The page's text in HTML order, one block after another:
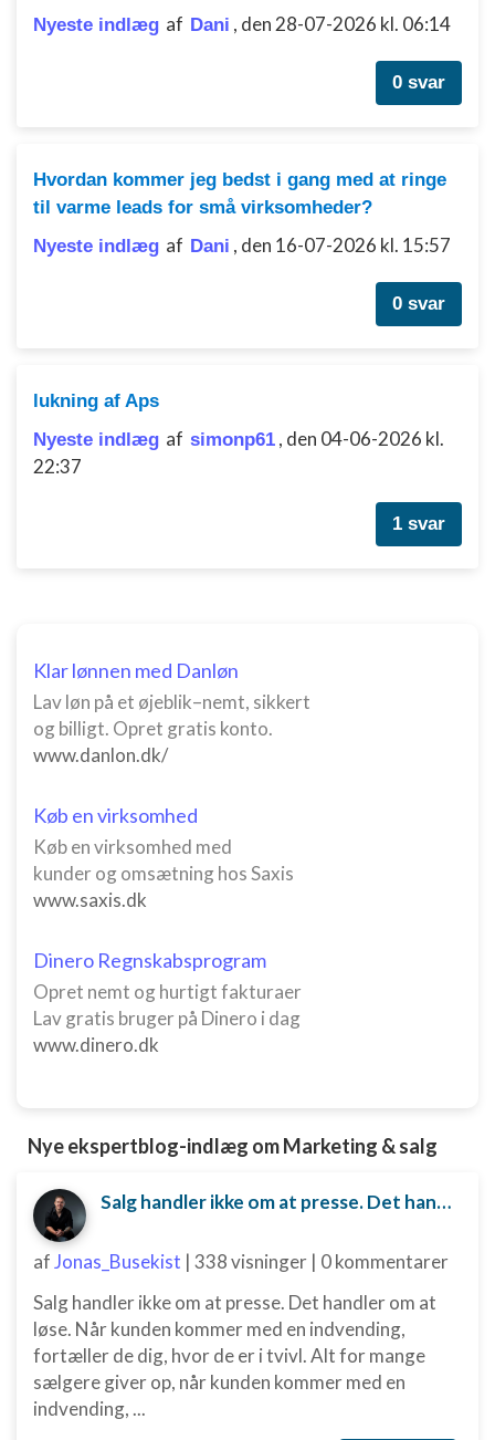
Nyeste indlæg af Dani , den 28-07-2026 kl. 06:14
0 svar
Hvordan kommer jeg bedst i gang med at ringe
til varme leads for små virksomheder?
Nyeste indlæg af Dani , den 16-07-2026 kl. 15:57
0 svar
lukning af Aps
Nyeste indlæg af simonp61 , den 04-06-2026 kl.
22:37
1 svar
Klar lønnen med Danløn
Lav løn på et øjeblik–nemt, sikkert
og billigt. Opret gratis konto.
www.danlon.dk/
Køb en virksomhed
Køb en virksomhed med
kunder og omsætning hos Saxis
www.saxis.dk
Dinero Regnskabsprogram
Opret nemt og hurtigt fakturaer
Lav gratis bruger på Dinero i dag
www.dinero.dk
Nye ekspertblog-indlæg om Marketing & salg
Salg handler ikke om at presse. Det handler om at løse.
afJonas_Busekist | 338 visninger | 0 kommentarer
Salg handler ikke om at presse. Det handler om at
løse. Når kunden kommer med en indvending,
fortæller de dig, hvor de er i tvivl. Alt for mange
sælgere giver op, når kunden kommer med en
indvending, ...